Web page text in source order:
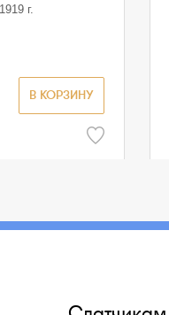
г.
В КОРЗИНУ